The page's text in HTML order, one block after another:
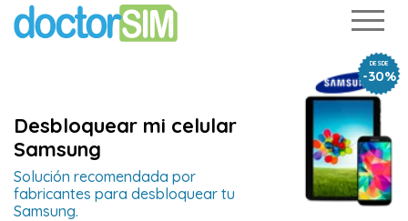
DESDE
-30%
Desbloquear mi celular
Samsung
Solución recomendada por
fabricantes para desbloquear tu
Samsung.